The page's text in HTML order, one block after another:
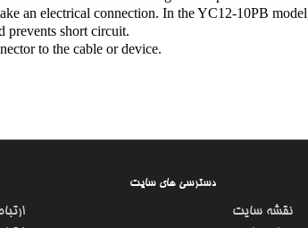
an electrical connection. In the YC12-10PB
prevents short circuit.
to the cable or device.
دسترسی های سایت
نقشه سایت